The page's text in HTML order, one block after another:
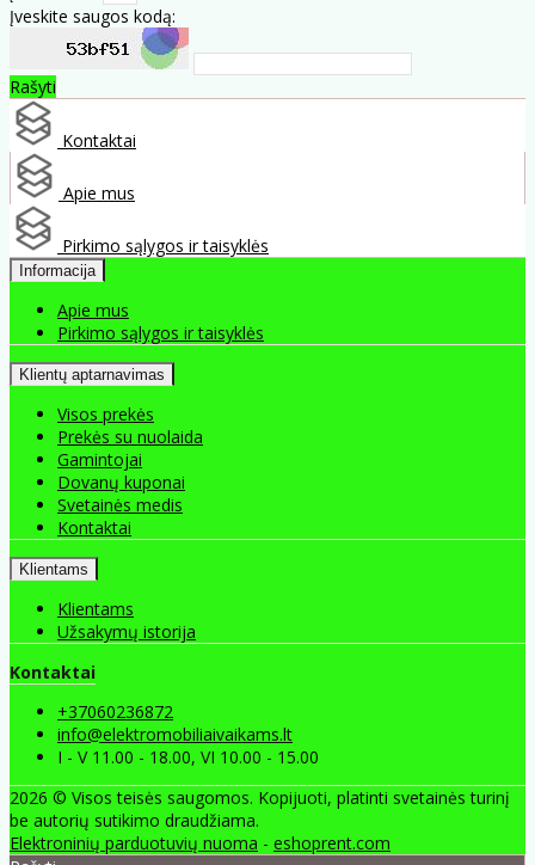
Įveskite saugos kodą:
Rašyti
Kontaktai
Apie mus
Pirkimo sąlygos ir taisyklės
Informacija
Apie mus
Pirkimo sąlygos ir taisyklės
Klientų aptarnavimas
Visos prekės
Prekės su nuolaida
Gamintojai
Dovanų kuponai
Svetainės medis
Kontaktai
Klientams
Klientams
Užsakymų istorija
Kontaktai
+37060236872
info@elektromobiliaivaikams.lt
I - V 11.00 - 18.00, VI 10.00 - 15.00
2026 © Visos teisės saugomos. Kopijuoti, platinti svetainės turinį
be autorių sutikimo draudžiama.
Elektroninių parduotuvių nuoma - eshoprent.com